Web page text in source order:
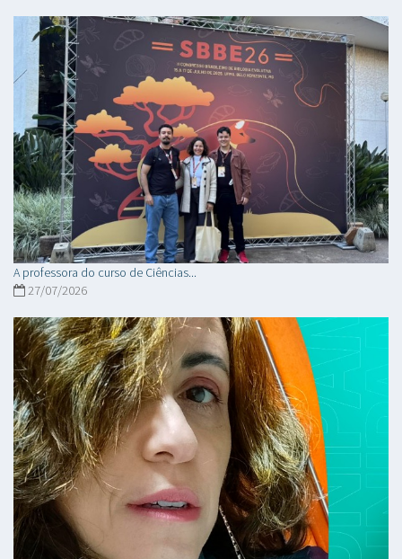
A professora do curso de Ciências...
27/07/2026